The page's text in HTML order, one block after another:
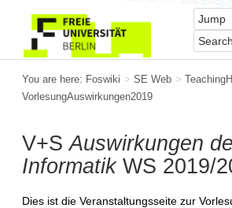
You are here: Foswiki > SE Web >
VorlesungAuswirkungen2019
V+SAuswirkungen
InformatikWS 2019/
Dies ist die Veranstaltungsseite zur